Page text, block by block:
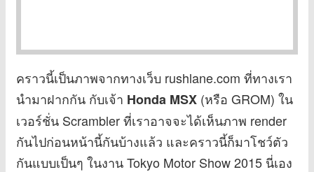
คราวนี้เป็นภาพจากทางเว็บ rushlane.com ที่ทางเรา
นำมาฝากกัน กับเจ้า Honda MSX (หรือ GROM) ใน
เวอร์ชั่น Scrambler ที่เราอาจจะได้เห็นภาพ render
กันไปก่อนหน้านี้กันบ้างแล้ว และคราวนี้ก็มาโชว์ตัว
กันแบบเป็นๆ ในงาน Tokyo Motor Show 2015 นี่เอง